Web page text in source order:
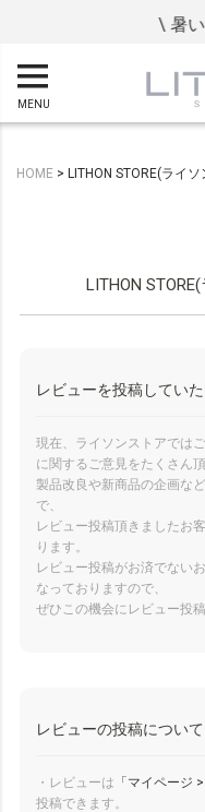
\ 暑い
MENU
HOME LITHON STORE(ライ
LITHON
レビューを投稿してい
現在、ライソンストアでは
に関するご意見をたくさん頂
製品改良や新商品の企画な
で、
レビュー投稿頂きましたお
ります。
レビュー投稿がお済でない
なっておりますので、
ぜひこの機会にレビュー投
レビューの投稿について
・レビューは 「マイページ
投稿できます。